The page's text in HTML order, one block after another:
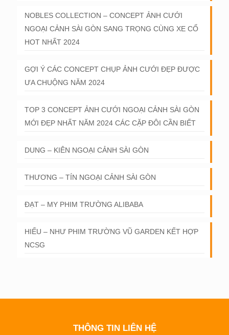
NOBLES COLLECTION – CONCEPT ẢNH CƯỚI
NGOẠI CẢNH SÀI GÒN SANG TRỌNG CÙNG XE CỔ
HOT NHẤT 2024
GỢI Ý CÁC CONCEPT CHỤP ẢNH CƯỚI ĐẸP ĐƯỢC
ƯA CHUỘNG NĂM 2024
TOP 3 CONCEPT ẢNH CƯỚI NGOẠI CẢNH SÀI GÒN
MỚI ĐẸP NHẤT NĂM 2024 CÁC CẶP ĐÔI CẦN BIẾT
DUNG – KIÊN NGOẠI CẢNH SÀI GÒN
THƯƠNG – TÍN NGOẠI CẢNH SÀI GÒN
ĐẠT – MY PHIM TRƯỜNG ALIBABA
HIẾU – NHƯ PHIM TRƯỜNG VŨ GARDEN KẾT HỢP
NCSG
THÔNG TIN LIÊN HỆ